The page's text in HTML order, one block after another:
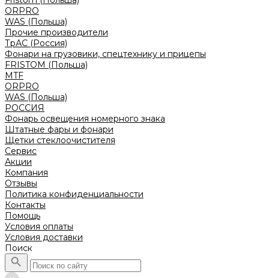
ORPRO
WAS (Польша)
Прочие производители
ТрАС (Россия)
Фонари на грузовики, спецтехнику и прицепы
FRISTOM (Польша)
MTF
ORPRO
WAS (Польша)
РОССИЯ
Фонарь освещения номерного знака
Штатные фары и фонари
Щетки стеклоочистителя
Сервис
Акции
Компания
Отзывы
Политика конфиденциальности
Контакты
Помощь
Условия оплаты
Условия доставки
Поиск